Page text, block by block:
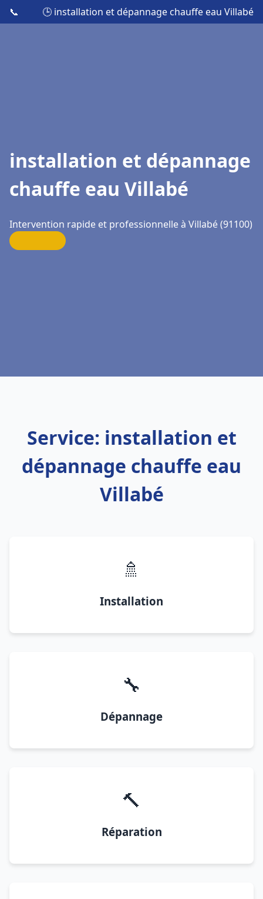
📞 🕒 installation et dépannage chauffe eau Villabé
installation et dépannage
chauffe eau Villabé
Intervention rapide et professionnelle à Villabé (91100)
Service: installation et
dépannage chauffe eau
Villabé
🚿
Installation
🔧
Dépannage
🔨
Réparation